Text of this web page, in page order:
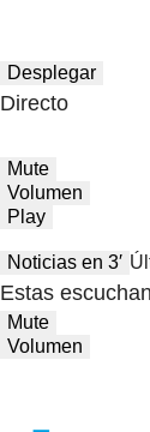
Desplegar
Directo
Mute
Volumen
Play
Noticias en 3′
Estas
Mute
Volumen